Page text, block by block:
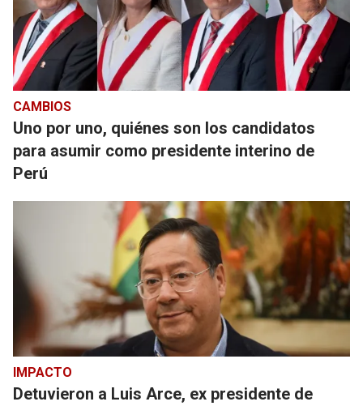
CAMBIOS
Uno por uno, quiénes son los candidatos
para asumir como presidente interino de
Perú
IMPACTO
Detuvieron a Luis Arce, ex presidente de